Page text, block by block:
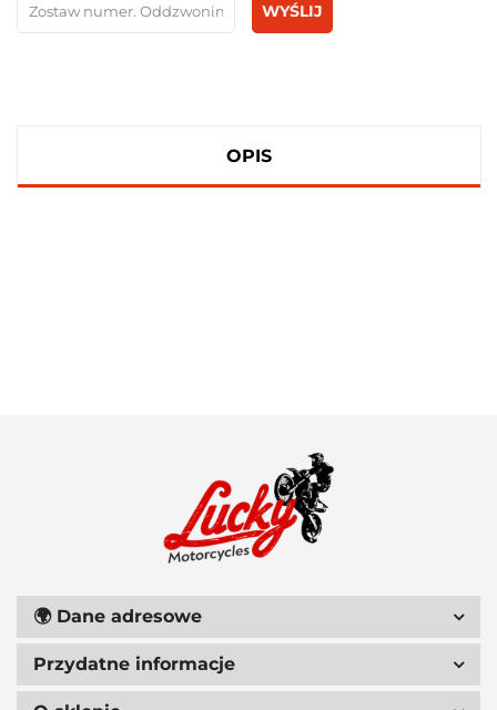
WYŚLIJ
OPIS
🌍 Dane adresowe
Przydatne informacje